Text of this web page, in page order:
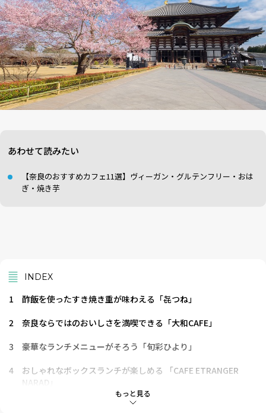
あわせて読みたい
【奈良のおすすめカフェ11選】ヴィーガン・グルテンフリー・おは
ぎ・焼き芋
もっと見る
INDEX
1
酢飯を使ったすき焼き重が味わえる「㐂つね」
2
奈良ならではのおいしさを満喫できる「大和CAFE」
3
豪華なランチメニューがそろう「旬彩ひより」
4
おしゃれなボックスランチが楽しめる 「CAFE ETRANGER
NARAD」
江戸末期の数寄屋造りを再現！ 「french o・mo・ya 奈良町